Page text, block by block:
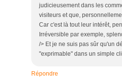
judicieusement dans les
visiteurs et que,
Car c'est là tout leur intérêt,
Irréversible par exemple,
/> Et je ne suis pas sûr qu'un
"exprimable" dans un simple
Répondre